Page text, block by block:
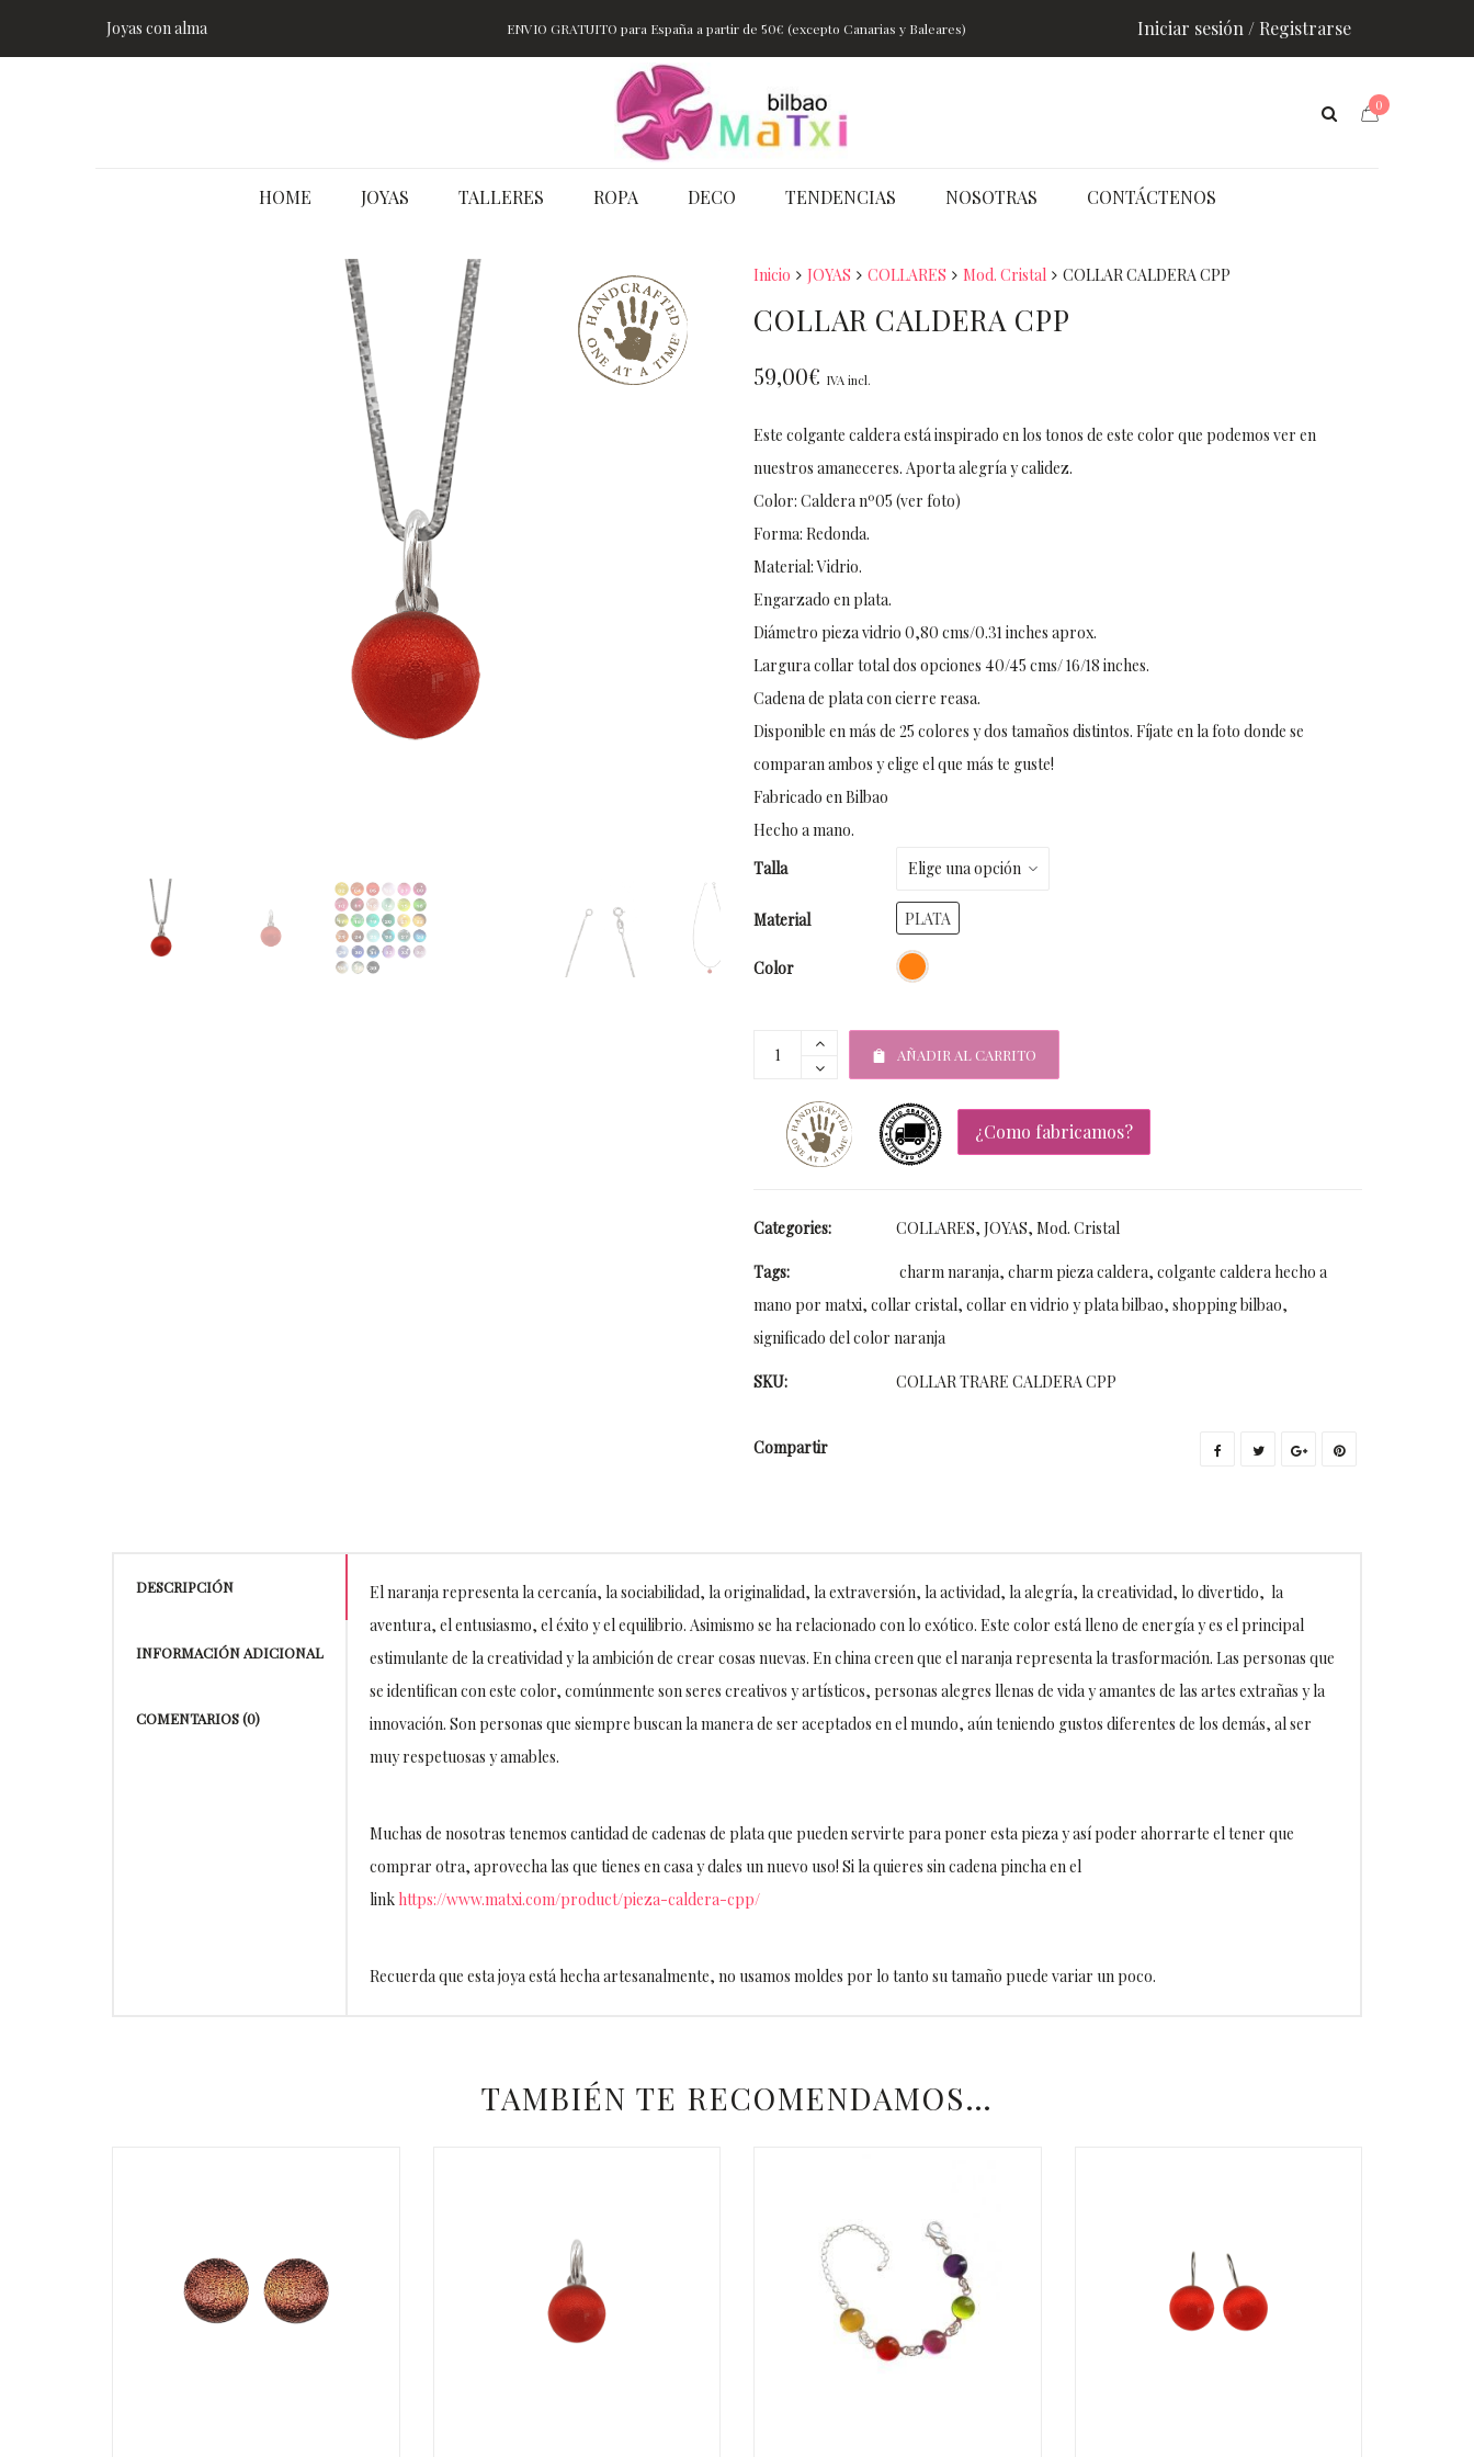
Joyas con alma ENVIO GRATUITO para España a partir de 50€ (excepto Canarias y Baleares) Iniciar sesión / Registrarse
0
HOME JOYAS TALLERES ROPA DECO TENDENCIAS NOSOTRAS CONTÁCTENOS
Inicio JOYAS COLLARES Mod. Cristal COLLAR CALDERA CPP
COLLAR CALDERA CPP
59,00€ IVA incl.
Este colgante caldera está inspirado en los tonos de este color que podemos ver en
nuestros amaneceres. Aporta alegría y calidez.
Color: Caldera nº05 (ver foto)
Forma: Redonda.
Material: Vidrio.
Engarzado en plata.
Diámetro pieza vidrio 0,80 cms/0.31 inches aprox.
Largura collar total dos opciones 40/45 cms/ 16/18 inches.
Cadena de plata con cierre reasa.
Disponible en más de 25 colores y dos tamaños distintos. Fíjate en la foto donde se
comparan ambos y elige el que más te guste!
Fabricado en Bilbao
Hecho a mano.
Talla
Material PLATA
Color
AÑADIR AL CARRITO
¿Como fabricamos?
Categories: COLLARES, JOYAS, Mod. Cristal
Tags: charm naranja, charm pieza caldera, colgante caldera hecho a
mano por matxi, collar cristal, collar en vidrio y plata bilbao, shopping bilbao,
significado del color naranja
SKU: COLLAR TRARE CALDERA CPP
Compartir
DESCRIPCIÓN
INFORMACIÓN ADICIONAL
COMENTARIOS (0)
El naranja representa la cercanía, la sociabilidad, la originalidad, la extraversión, la actividad, la alegría, la creatividad, lo divertido, la
aventura, el entusiasmo, el éxito y el equilibrio. Asimismo se ha relacionado con lo exótico. Este color está lleno de energía y es el principal
estimulante de la creatividad y la ambición de crear cosas nuevas. En china creen que el naranja representa la trasformación. Las personas que
se identifican con este color, comúnmente son seres creativos y artísticos, personas alegres llenas de vida y amantes de las artes extrañas y la
innovación. Son personas que siempre buscan la manera de ser aceptados en el mundo, aún teniendo gustos diferentes de los demás, al ser
muy respetuosas y amables.
Muchas de nosotras tenemos cantidad de cadenas de plata que pueden servirte para poner esta pieza y así poder ahorrarte el tener que
comprar otra, aprovecha las que tienes en casa y dales un nuevo uso! Si la quieres sin cadena pincha en el
link https://www.matxi.com/product/pieza-caldera-cpp/
Recuerda que esta joya está hecha artesanalmente, no usamos moldes por lo tanto su tamaño puede variar un poco.
TAMBIÉN TE RECOMENDAMOS…